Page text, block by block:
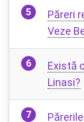
Păreri
Veze
Există
Linasi?